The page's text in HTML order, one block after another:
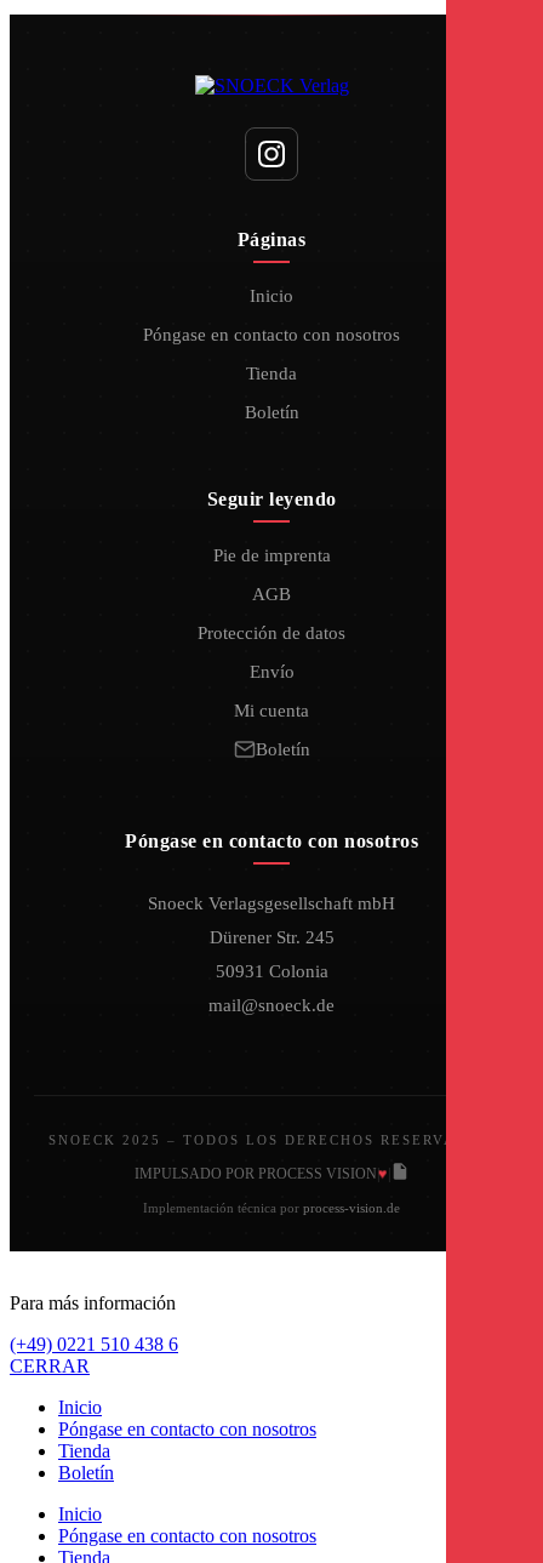
Páginas
Inicio
Póngase en contacto con nosotros
Tienda
Boletín
Seguir leyendo
Pie de imprenta
AGB
Protección de datos
Envío
Mi cuenta
Boletín
Póngase en contacto con nosotros
Snoeck Verlagsgesellschaft mbH
Dürener Str. 245
50931 Colonia
mail@snoeck.de
SNOECK 2025 – TODOS LOS DERECHOS RESERVADOS.
IMPULSADO POR PROCESS VISION|♥|
Implementación técnica por process-vision.de
Para más información
(+49) 0221 510 438 6
CERRAR
Inicio
Póngase en contacto con nosotros
Tienda
Boletín
Inicio
Póngase en contacto con nosotros
Tienda